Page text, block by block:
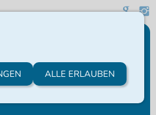
ALLE ERLAUBEN